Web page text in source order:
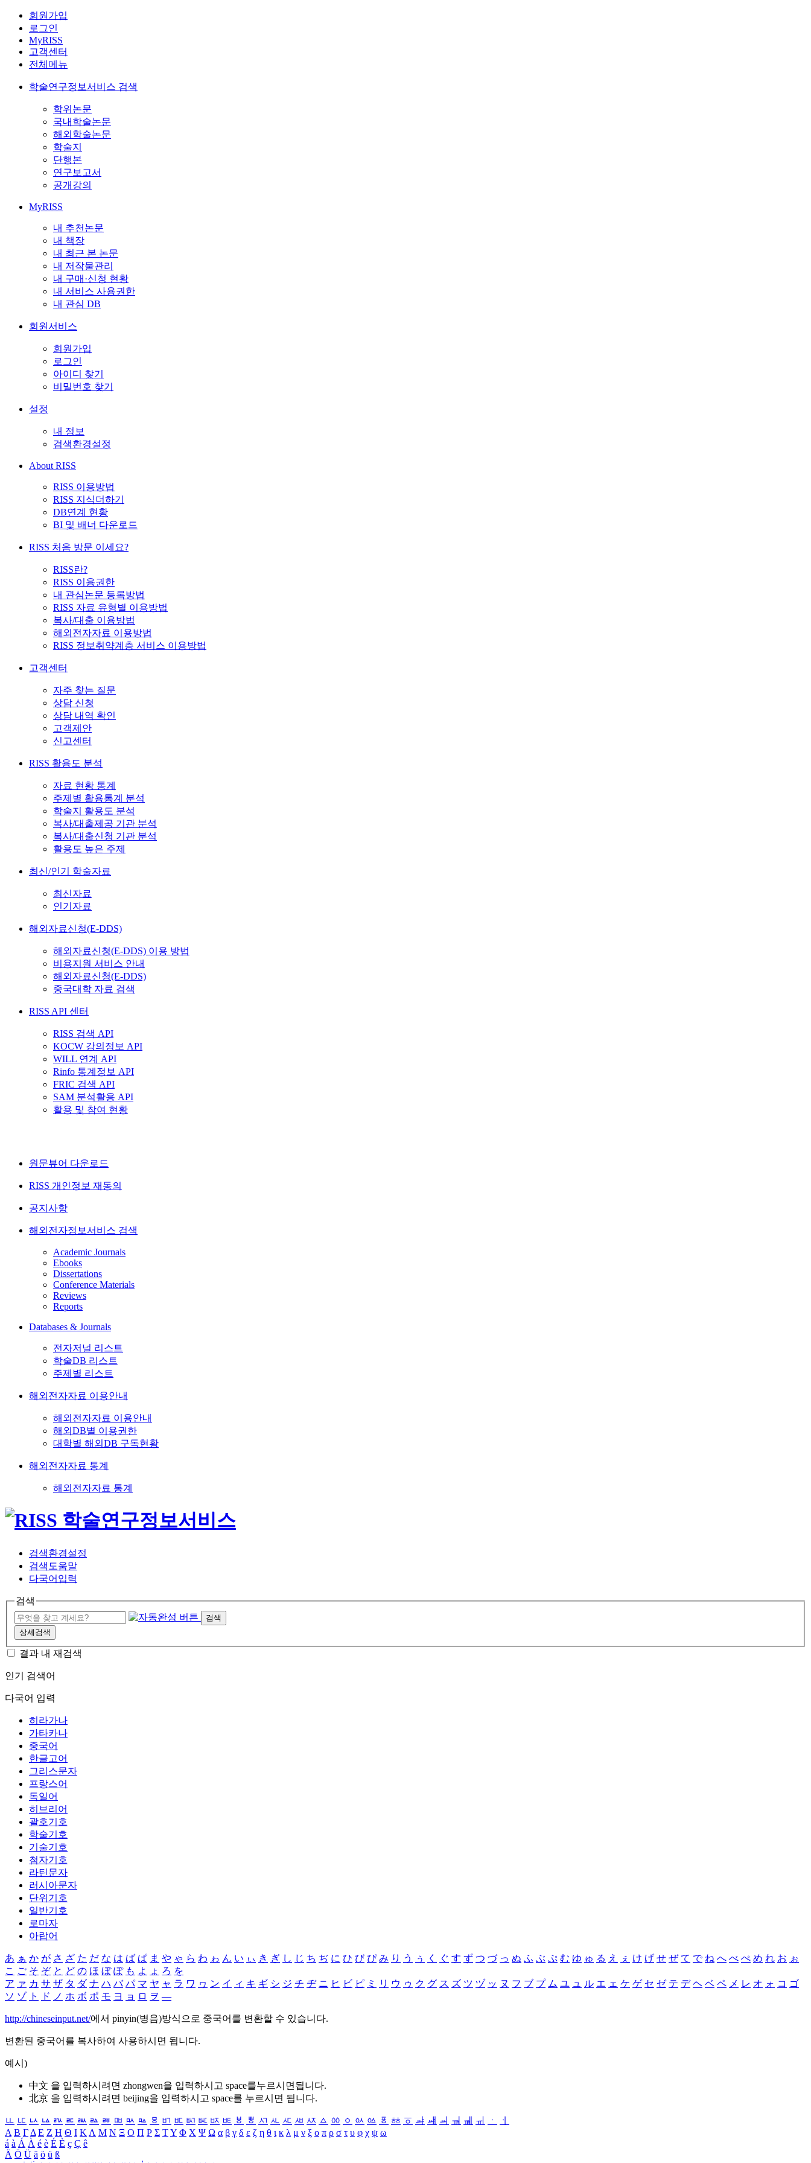
회원가입
로그인
MyRISS
고객센터
전체메뉴
학술연구정보서비스 검색
학위논문
국내학술논문
해외학술논문
학술지
단행본
연구보고서
공개강의
MyRISS
내 추천논문
내 책장
내 최근 본 논문
내 저작물관리
내 구매·신청 현황
내 서비스 사용권한
내 관심 DB
회원서비스
회원가입
로그인
아이디 찾기
비밀번호 찾기
설정
내 정보
검색환경설정
About RISS
RISS 이용방법
RISS 지식더하기
DB연계 현황
BI 및 배너 다운로드
RISS 처음 방문 이세요?
RISS란?
RISS 이용권한
내 관심논문 등록방법
RISS 자료 유형별 이용방법
복사/대출 이용방법
해외전자자료 이용방법
RISS 정보취약계층 서비스 이용방법
고객센터
자주 찾는 질문
상담 신청
상담 내역 확인
고객제안
신고센터
RISS 활용도 분석
자료 현황 통계
주제별 활용통계 분석
학술지 활용도 분석
복사/대출제공 기관 분석
복사/대출신청 기관 분석
활용도 높은 주제
최신/인기 학술자료
최신자료
인기자료
해외자료신청(E-DDS)
해외자료신청(E-DDS) 이용 방법
비용지원 서비스 안내
해외자료신청(E-DDS)
중국대학 자료 검색
RISS API 센터
RISS 검색 API
KOCW 강의정보 API
WILL 연계 API
Rinfo 통계정보 API
FRIC 검색 API
SAM 분석활용 API
활용 및 참여 현황
원문뷰어 다운로드
RISS 개인정보 재동의
공지사항
해외전자정보서비스 검색
Academic Journals
Ebooks
Dissertations
Conference Materials
Reviews
Reports
Databases & Journals
전자저널 리스트
학술DB 리스트
주제별 리스트
해외전자자료 이용안내
해외전자자료 이용안내
해외DB별 이용권한
대학별 해외DB 구독현황
해외전자자료 통계
해외전자자료 통계
검색환경설정
검색도움말
다국어입력
검색
검색
상세검색
결과 내 재검색
인기 검색어
다국어 입력
히라가나
가타카나
중국어
한글고어
그리스문자
프랑스어
독일어
히브리어
괄호기호
학술기호
기술기호
첨자기호
라틴문자
러시아문자
단위기호
일반기호
로마자
아랍어
あ ぁ か が さ ざ た だ な は ば ぱ ま や ゃ ら わ ゎ ん い ぃ き ぎ し じ ち ぢ に ひ び ぴ み り う ぅ く ぐ す ず つ づ っ ぬ ふ ぶ ぷ む ゆ ゅ る え ぇ け げ せ ぜ て で ね へ べ ぺ め れ お ぉ
こ ご そ ぞ と ど の ほ ぼ ぽ も よ ょ ろ を
ア ァ カ サ ザ タ ダ ナ ハ バ パ マ ヤ ャ ラ ワ ヮ ン イ ィ キ ギ シ ジ チ ヂ ニ ヒ ビ ピ ミ リ ウ ゥ ク グ ス ズ ツ ヅ ッ ヌ フ ブ プ ム ユ ュ ル エ ェ ケ ゲ セ ゼ テ デ ヘ ベ ペ メ レ オ ォ コ ゴ
ソ ゾ ト ド ノ ホ ボ ポ モ ヨ ョ ロ ヲ ―
http://chineseinput.net/에서 pinyin(병음)방식으로 중국어를 변환할 수 있습니다.
변환된 중국어를 복사하여 사용하시면 됩니다.
예시)
中文 을 입력하시려면 zhongwen을 입력하시고 space를누르시면됩니다.
北京 을 입력하시려면 beijing을 입력하시고 space를 누르시면 됩니다.
ㅥ ㅦ ㅧ ㅨ ㅩ ㅪ ㅫ ㅬ ㅭ ㅮ ㅯ ㅰ ㅱ ㅲ ㅳ ㅴ ㅵ ㅶ ㅷ ㅸ ㅹ ㅺ ㅻ ㅼ ㅽ ㅾ ㅿ ㆀ ㆁ ㆂ ㆃ ㆄ ㆅ ㆆ ㆇ ㆈ ㆉ ㆊ ㆋ ㆌ ㆍ
ㆎ
Α Β ΓΔ Ε Ζ Η Θ Ι ΚΛ Μ Ν Ξ Ο Π Ρ Σ ΤΥ Φ Χ Ψ Ω α β γ δ ε ζ η θ ι κ λ μ ν ξ ο π ρ σ τ υ φ χ ψ ω
á à Á À é è É È ç Ç ê
Ä Ö Ü ä ö ü ß